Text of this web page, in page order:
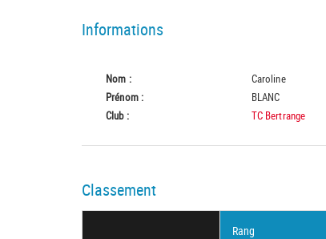
Informations
Nom :
Caroline
Prénom :
BLANC
Club :
TC Bertrange
Classement
Rang